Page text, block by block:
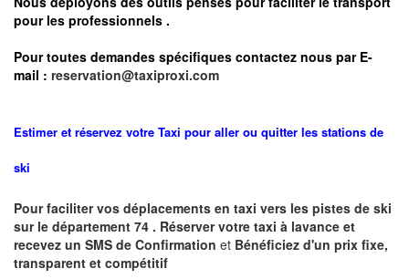
pour les professionnels .
Pour toutes demandes spécifiques contactez nous par E-
mail : reservation@taxiproxi.com
Estimer et réservez votre Taxi pour aller ou quitter les stations de
ski
Pour faciliter vos déplacements en taxi vers les pistes de ski
sur le département 74 . Réserver votre taxi à lavance et
recevez un SMS de Confirmation et Bénéficiez d'un prix fixe,
transparent et compétitif